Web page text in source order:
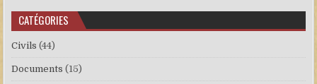
CATÉGORIES
Civils (44)
Documents (15)